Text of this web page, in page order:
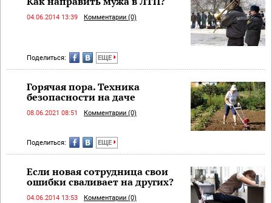
04.06.2014 13:39 Комментарии (0)
Поделиться: ЕЩЕ
Горячая пора. Техника
безопасности на даче
08.06.2021 08:51 Комментарии (0)
Поделиться: ЕЩЕ
Если новая сотрудница свои
ошибки сваливает на других?
04.06.2014 13:53 Комментарии (0)